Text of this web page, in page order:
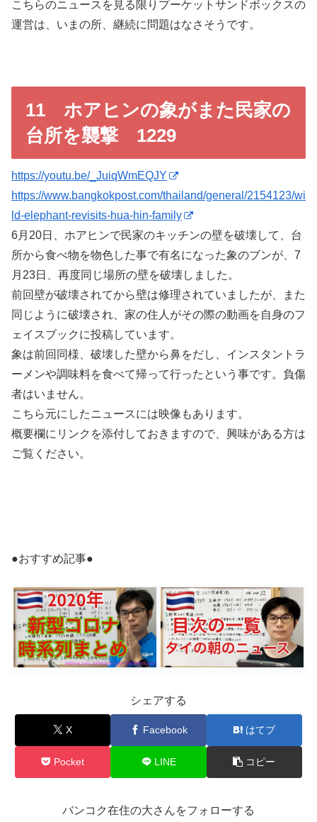
こちらのニュースを見る限りプーケットサンドボックスの
運営は、いまの所、継続に問題はなさそうです。
11 ホアヒンの象がまた民家の
台所を襲撃 1229
https://youtu.be/_JuiqWmEQJY
https://www.bangkokpost.com/thailand/general/2154123/wi
ld-elephant-revisits-hua-hin-family
6月20日、ホアヒンで民家のキッチンの壁を破壊して、台
所から食べ物を物色した事で有名になった象のブンが、7
月23日、再度同じ場所の壁を破壊しました。
前回壁が破壊されてから壁は修理されていましたが、また
同じように破壊され、家の住人がその際の動画を自身のフ
ェイスブックに投稿しています。
象は前回同様、破壊した壁から鼻をだし、インスタントラ
ーメンや調味料を食べて帰って行ったという事です。負傷
者はいません。
こちら元にしたニュースには映像もあります。
概要欄にリンクを添付しておきますので、興味がある方は
ご覧ください。
●おすすめ記事●
シェアする
X Facebook はてブ
Pocket LINE コピー
バンコク在住の大さんをフォローする